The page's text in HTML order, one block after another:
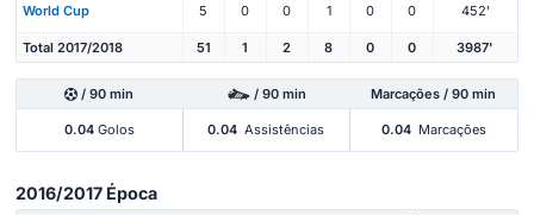
World Cup 5 0 0 1 0 0 452'
Total 2017/2018 51 1 2 8 0 0 3987'
/ 90 min / 90 min Marcações / 90 min
0.04Golos 0.04 Assistências 0.04 Marcações
2016/2017 Época